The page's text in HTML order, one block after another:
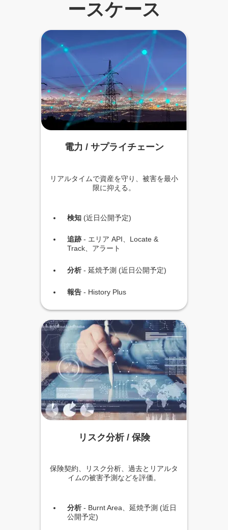
ースケース
電力 / サプライチェーン
リアルタイムで資産を守り、被害を最小
限に抑える。
検知 (近日公開予定)
追跡 - エリア API、Locate &
Track、アラート
分析 - 延焼予測 (近日公開予定)
報告 - History Plus
リスク分析 / 保険
保険契約、リスク分析、過去とリアルタ
イムの被害予測などを評価。
分析 - Burnt Area、延焼予測 (近日
公開予定)